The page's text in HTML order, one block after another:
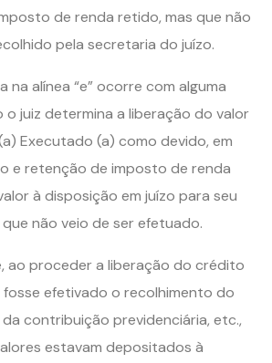
de renda retido, mas que não
pela secretaria do juízo.
alínea “e” ocorre com alguma
o juiz determina a liberação do valor
Executado (a) como devido, em
e retenção de imposto de renda
à disposição em juízo para seu
não veio de ser efetuado.
ao proceder a liberação do crédito
efetivado o recolhimento do
contribuição previdenciária, etc.,
estavam depositados à